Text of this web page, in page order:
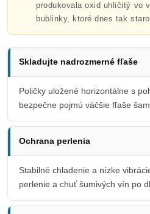
produkovala oxid uhličitý vo
bublinky, ktoré dnes tak
Skladujte nadrozmerné fľaše
Poličky uložené horizontálne s
bezpečne pojmú väčšie fľaše
Ochrana perlenia
Stabilné chladenie a nízke
perlenie a chuť šumivých vín po